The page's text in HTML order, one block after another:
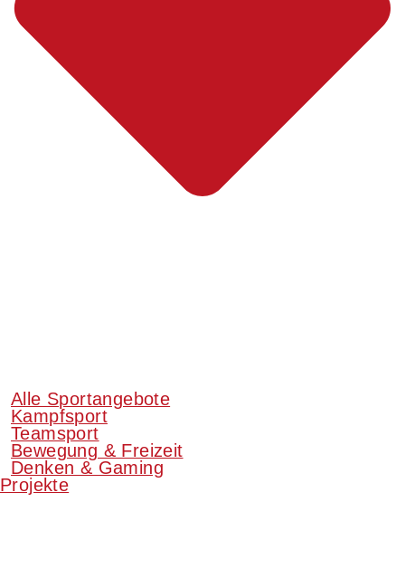
Alle Sportangebote
Kampfsport
Teamsport
Bewegung & Freizeit
Denken & Gaming
Projekte